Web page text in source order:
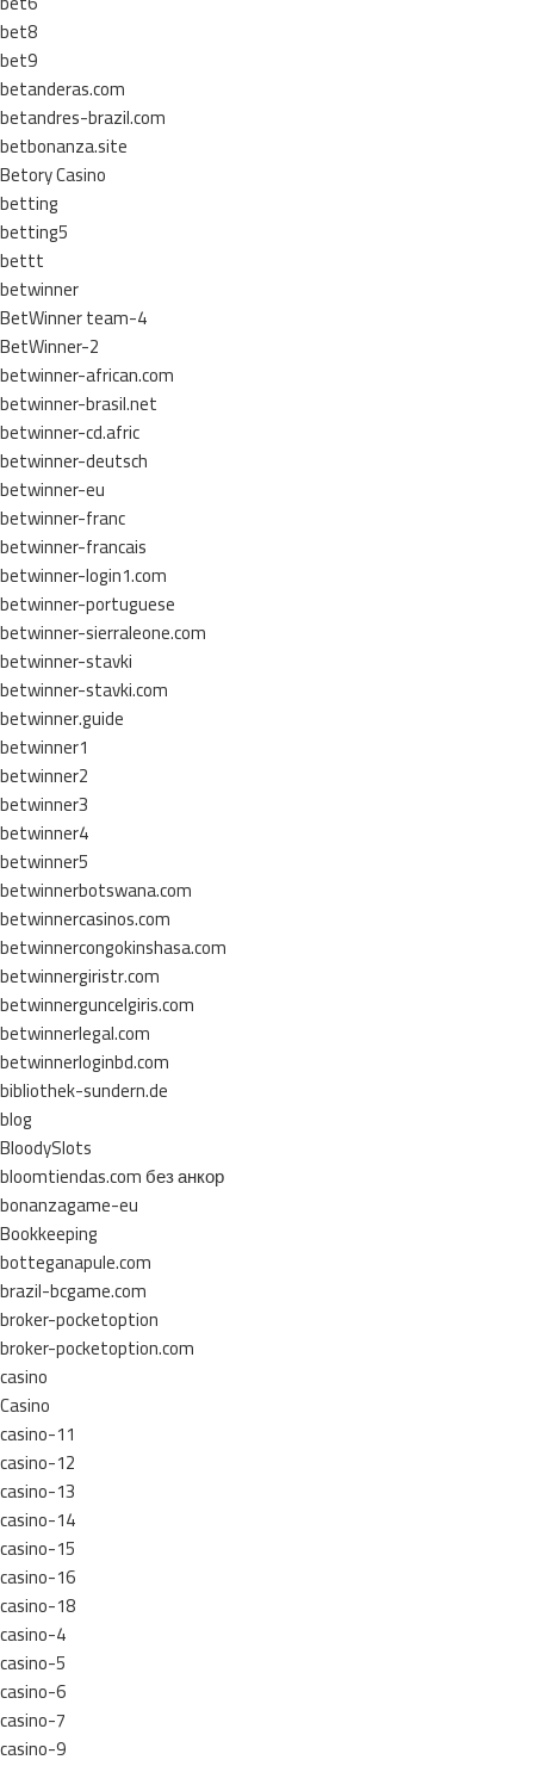
bet8
bet9
betanderas.com
betandres-brazil.com
betbonanza.site
Betory Casino
betting
betting5
bettt
betwinner
BetWinner team-4
BetWinner-2
betwinner-african.com
betwinner-brasil.net
betwinner-cd.afric
betwinner-deutsch
betwinner-eu
betwinner-franc
betwinner-francais
betwinner-login1.com
betwinner-portuguese
betwinner-sierraleone.com
betwinner-stavki
betwinner-stavki.com
betwinner.guide
betwinner1
betwinner2
betwinner3
betwinner4
betwinner5
betwinnerbotswana.com
betwinnercasinos.com
betwinnercongokinshasa.com
betwinnergiristr.com
betwinnerguncelgiris.com
betwinnerlegal.com
betwinnerloginbd.com
bibliothek-sundern.de
blog
BloodySlots
bloomtiendas.com без анкор
bonanzagame-eu
Bookkeeping
botteganapule.com
brazil-bcgame.com
broker-pocketoption
broker-pocketoption.com
casino
Casino
casino-11
casino-12
casino-13
casino-14
casino-15
casino-16
casino-18
casino-4
casino-5
casino-6
casino-7
casino-9